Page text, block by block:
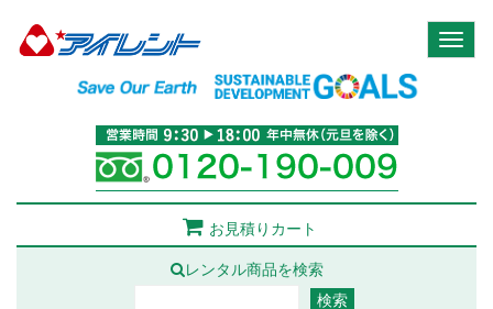
お見積りカート
レンタル商品を検索